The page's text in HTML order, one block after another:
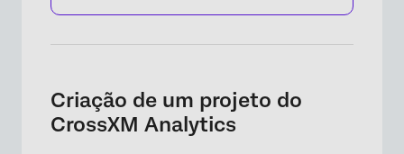
Criação de um projeto do
CrossXM Analytics